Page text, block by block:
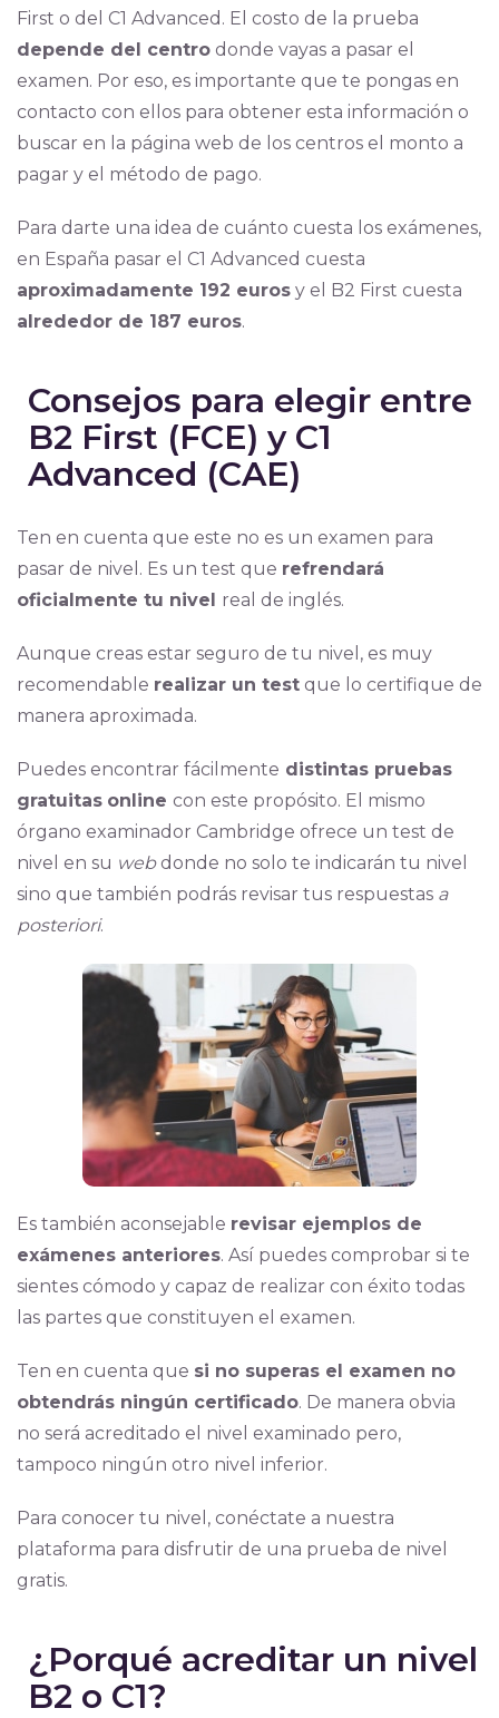
First o del C1 Advanced. El costo de la prueba
depende del centrodonde vayas a pasar el
examen. Por eso, es importante que te pongas en
contacto con ellos para obtener esta información o
buscar en la página web de los centros el monto a
pagar y el método de pago.
Para darte una idea de cuánto cuesta los exámenes,
en España pasar el C1 Advanced cuesta
aproximadamente 192 eurosy el B2 First cuesta
alrededor de 187 euros.
Consejos para elegir entre
B2 First (FCE) y C1
Advanced (CAE)
Ten en cuenta que este no es un examen para
pasar de nivel. Es un test que refrendará
oficialmente tu nivel real de inglés.
Aunque creas estar seguro de tu nivel, es muy
recomendable realizar un testque lo certifique de
manera aproximada.
Puedes encontrar fácilmente distintas pruebas
gratuitas online con este propósito. El mismo
órgano examinador Cambridge ofrece un test de
nivel en su webdonde no solo te indicarán tu nivel
sino que también podrás revisar tus respuestas a
posteriori.
Es también aconsejable revisar ejemplos de
exámenes anteriores. Así puedes comprobar si te
sientes cómodo y capaz de realizar con éxito todas
las partes que constituyen el examen.
Ten en cuenta que si no superas el examen no
obtendrás ningún certificado. De manera obvia
no será acreditado el nivel examinado pero,
tampoco ningún otro nivel inferior.
Para conocer tu nivel, conéctate a nuestra
plataforma para disfrutir de una prueba de nivel
gratis.
¿Porqué acreditar un nivel
B2 o C1?